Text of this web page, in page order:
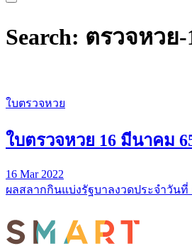
Search: ตรวจหวย-
ใบตรวจหวย
ใบตรวจหวย 16 มีนาคม
16 Mar 2022
ผลสลากกินแบ่งรัฐบาลงวดประจำวัน